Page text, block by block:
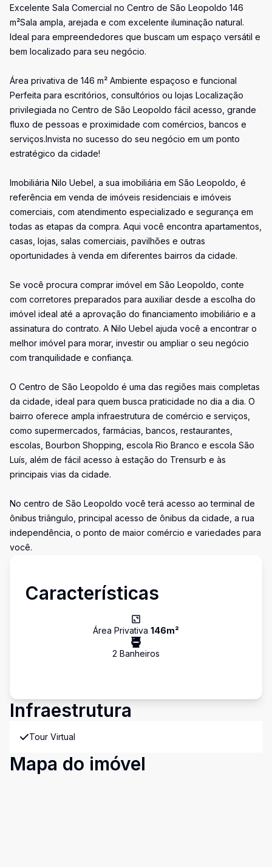
Excelente Sala Comercial no Centro de São Leopoldo 146
m²Sala ampla, arejada e com excelente iluminação natural.
Ideal para empreendedores que buscam um espaço versátil e
bem localizado para seu negócio.
Área privativa de 146 m² Ambiente espaçoso e funcional
Perfeita para escritórios, consultórios ou lojas Localização
privilegiada no Centro de São Leopoldo fácil acesso, grande
fluxo de pessoas e proximidade com comércios, bancos e
serviços.Invista no sucesso do seu negócio em um ponto
estratégico da cidade!
Imobiliária Nilo Uebel, a sua imobiliária em São Leopoldo, é
referência em venda de imóveis residenciais e imóveis
comerciais, com atendimento especializado e segurança em
todas as etapas da compra. Aqui você encontra apartamentos,
casas, lojas, salas comerciais, pavilhões e outras
oportunidades à venda em diferentes bairros da cidade.
Se você procura comprar imóvel em São Leopoldo, conte
com corretores preparados para auxiliar desde a escolha do
imóvel ideal até a aprovação do financiamento imobiliário e a
assinatura do contrato. A Nilo Uebel ajuda você a encontrar o
melhor imóvel para morar, investir ou ampliar o seu negócio
com tranquilidade e confiança.
O Centro de São Leopoldo é uma das regiões mais completas
da cidade, ideal para quem busca praticidade no dia a dia. O
bairro oferece ampla infraestrutura de comércio e serviços,
como supermercados, farmácias, bancos, restaurantes,
escolas, Bourbon Shopping, escola Rio Branco e escola São
Luís, além de fácil acesso à estação do Trensurb e às
principais vias da cidade.
No centro de São Leopoldo você terá acesso ao terminal de
ônibus triângulo, principal acesso de ônibus da cidade, a rua
independência, o ponto de maior comércio e variedades para
você.
Características
Área Privativa 146m²
2 Banheiros
Infraestrutura
Tour Virtual
Mapa do imóvel